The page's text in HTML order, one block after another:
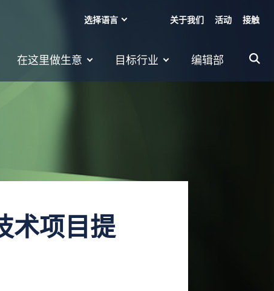
在这里做生意 目标行业 编辑部
关于我们 活动 接触
选择语言
术项目提